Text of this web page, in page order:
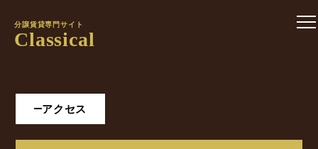
分譲賃貸専門サイト
Classical
アクセス